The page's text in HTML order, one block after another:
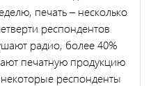
печать – несколько
респондентов
радио, более 40%
печатную продукцию
респонденты